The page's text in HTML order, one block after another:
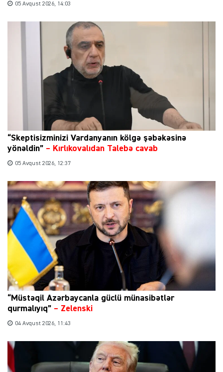
05 Avqust 2026, 14:03
“Skeptisizminizi Vardanyanın kölgə şəbəkəsinə
yönəldin” – Kırlıkovalıdan Talebə cavab
05 Avqust 2026, 12:37
“Müstəqil Azərbaycanla güclü münasibətlər
qurmalıyıq” – Zelenski
04 Avqust 2026, 11:43